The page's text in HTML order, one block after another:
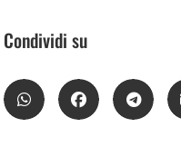
Condividi su